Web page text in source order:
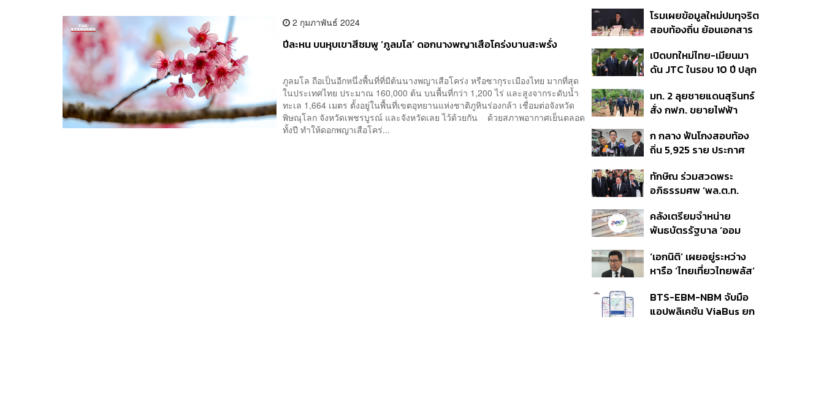
2 กุมภาพันธ์ 2024
ปีละหน บนหุบเขาสีชมพู ‘ภูลมโล’ ดอกนางพญาเสือโคร่งบานสะพรั่ง
ภูลมโล ถือเป็นอีกหนึ่งพื้นที่ที่มีต้นนางพญาเสือโคร่ง หรือซากุระเมืองไทย มากที่สุด
ในประเทศไทย ประมาณ 160,000 ต้น บนพื้นที่กว่า 1,200 ไร่ และสูงจากระดับน้ำ
ทะเล 1,664 เมตร ตั้งอยู่ในพื้นที่เขตอุทยานแห่งชาติภูหินร่องกล้า เชื่อมต่อจังหวัด
พิษณุโลก จังหวัดเพชรบูรณ์ และจังหวัดเลย ไว้ด้วยกัน ด้วยสภาพอากาศเย็นตลอด
ทั้งปี ทำให้ดอกพญาเสือโคร่...
สหรัฐฯ-ญี่ปุ่น Standard
Chartered เปิดเป้าสิ้นปีนี้
ต่อดอลลาร์
โรมเผยข้อมูลใหม่ปมทุจริต
สอบท้องถิ่น ย้อนเอกสาร
อนุทิน จ่อสอบต่อเอี่ยว
ตัดตอน ม.บูรพา หรือไม่
เปิดบทใหม่ไทย-เมียนมา
ดัน JTC ในรอบ 10 ปี ปลุก
ชายแดน ท่าเรือน้ำลึก
ทวาย
มท. 2 ลุยชายแดนสุรินทร์
สั่ง กฟภ. ขยายไฟฟ้า
350’ เสริมความมั่นคง
ชายแดน
ก กลาง ฟันโกงสอบท้อง
ถิ่น 5,925 ราย ประกาศ
ราย รอ ป.ป.ช. ขีดเส้นแล้ว
เสร็จ 31 ส.ค.
ทักษิณ ร่วมสวดพระ
อภิธรรมศพ ‘พล.ต.ท.
สิน’ สิริอายุ 103 ปี แกนนำ
เพื่อไทย-บุคคลหลาก
คลังเตรียมจำหน่าย
พันธบัตรรัฐบาล ‘ออม
ก.ย.นี้ อาจเพิ่มสัดส่วนการ
ขายแบบ Small Lot First
‘เอกนิติ’ เผยอยู่ระหว่าง
หารือ ‘ไทยเที่ยวไทยพลัส’
แสนล้าน มั่นใจงบต่อ ‘ไทย
ช่วยไทย พลัส’ เฟส 2 มี
BTS-EBM-NBM จับมือ
แอปพลิเคชัน ViaBus ยก